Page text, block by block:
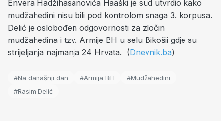
Envera Hadžihasanovića Haaški je sud utvrdio kako
mudžahedini nisu bili pod kontrolom snaga 3. korpusa.
Delić je oslobođen odgovornosti za zločin
mudžahedina i tzv. Armije BH u selu Bikošii gdje su
strijeljanja najmanja 24 Hrvata. (Dnevnik.ba)
#Na današnji dan #Armija BiH
#Mudžahedini
#Rasim Delić